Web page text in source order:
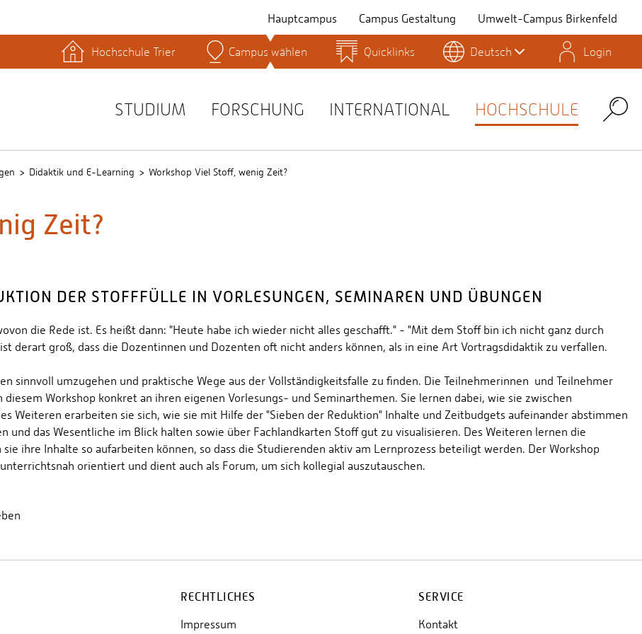
Hauptcampus Campus Gestaltung Umwelt-Campus Birkenfeld
Lernplattformen
Personensuche
Studienservice
Stud.IP
Hochschule Trier Campus wählen Quicklinks Deutsch Login
STUDIUM FORSCHUNG INTERNATIONAL HOCHSCHULE Search
Didaktik und E-Learning Workshop Viel Stoff, wenig Zeit?
Zeit?
DER STOFFFÜLLE IN VORLESUNGEN, SEMINAREN UND ÜBUNGEN
die Rede ist. Es heißt dann: "Heute habe ich wieder nicht alles geschafft." - "Mit dem Stoff bin ich nicht ganz durch
derart groß, dass die Dozentinnen und Dozenten oft nicht anders können, als in eine Art Vortragsdidaktik zu verfallen.
sinnvoll umzugehen und praktische Wege aus der Vollständigkeitsfalle zu finden. Die Teilnehmerinnen und Teilnehmer
Workshop konkret an ihren eigenen Vorlesungs- und Seminarthemen. Sie lernen dabei, wie sie zwischen
Weiteren erarbeiten sie sich, wie sie mit Hilfe der "Sieben der Reduktion" Inhalte und Zeitbudgets aufeinander abstimmen
das Wesentliche im Blick halten sowie über Fachlandkarten Stoff gut zu visualisieren. Des Weiteren lernen die
ihre Inhalte so aufarbeiten können, so dass die Studierenden aktiv am Lernprozess beteiligt werden. Der Workshop
orientiert und dient auch als Forum, um sich kollegial auszutauschen.
RECHTLICHES
Impressum
SERVICE
Kontakt